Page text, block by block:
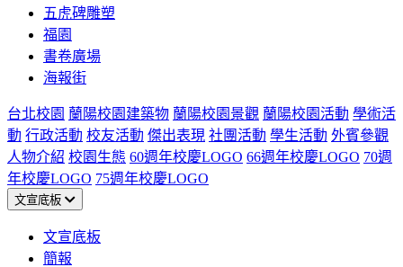
五虎碑雕塑
福園
書卷廣場
海報街
台北校園 蘭陽校園建築物 蘭陽校園景觀 蘭陽校園活動 學術活
動 行政活動 校友活動 傑出表現 社團活動 學生活動 外賓參觀
人物介紹 校園生態 60週年校慶LOGO 66週年校慶LOGO 70週
年校慶LOGO 75週年校慶LOGO
文宣底板
文宣底板
簡報